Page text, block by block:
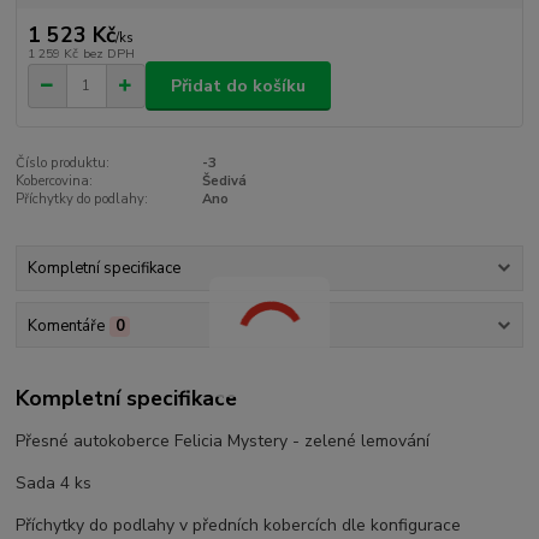
1 523 Kč/ks
1 259 Kč bez DPH
Přidat do košíku
Číslo produktu:
-3
Kobercovina:
Šedivá
Příchytky do podlahy:
Ano
Kompletní specifikace
Komentáře 0
Kompletní specifikace
Přesné autokoberce Felicia Mystery - zelené lemování
Sada 4 ks
Příchytky do podlahy v předních kobercích dle konfigurace